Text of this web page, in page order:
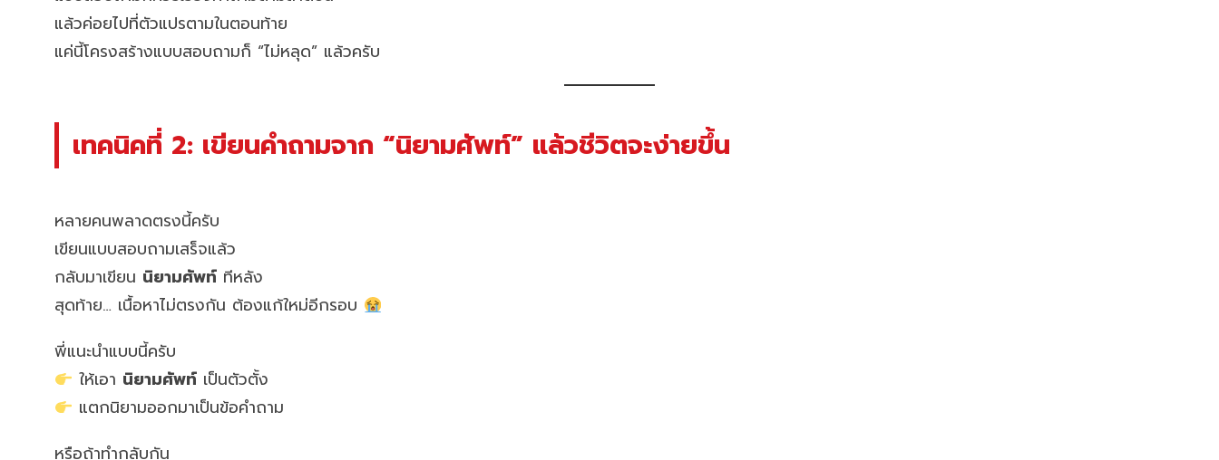
แล้วค่อยไปที่ตัวแปรตามในตอนท้าย
แค่นี้โครงสร้างแบบสอบถามก็ “ไม่หลุด” แล้วครับ
เทคนิคที่ 2: เขียนคำถามจาก “นิยามศัพท์” แล้วชีวิตจะง่ายขึ้น
หลายคนพลาดตรงนี้ครับ
เขียนแบบสอบถามเสร็จแล้ว
กลับมาเขียน นิยามศัพท์ ทีหลัง
สุดท้าย… เนื้อหาไม่ตรงกัน ต้องแก้ใหม่อีกรอบ
พี่แนะนำแบบนี้ครับ
ให้เอา นิยามศัพท์ เป็นตัวตั้ง
แตกนิยามออกมาเป็นข้อคำถาม
หรือถ้าทำกลับกัน